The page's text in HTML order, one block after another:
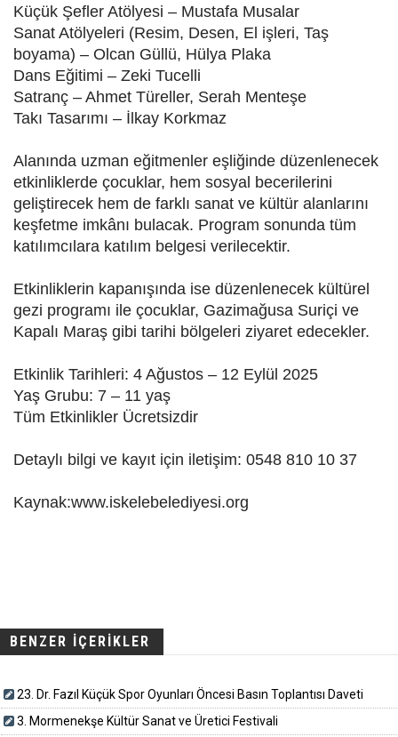
Küçük Şefler Atölyesi – Mustafa Musalar
Sanat Atölyeleri (Resim, Desen, El işleri, Taş
boyama) – Olcan Güllü, Hülya Plaka
Dans Eğitimi – Zeki Tucelli
Satranç – Ahmet Türeller, Serah Menteşe
Takı Tasarımı – İlkay Korkmaz
Alanında uzman eğitmenler eşliğinde düzenlenecek
etkinliklerde çocuklar, hem sosyal becerilerini
geliştirecek hem de farklı sanat ve kültür alanlarını
keşfetme imkânı bulacak. Program sonunda tüm
katılımcılara katılım belgesi verilecektir.
Etkinliklerin kapanışında ise düzenlenecek kültürel
gezi programı ile çocuklar, Gazimağusa Suriçi ve
Kapalı Maraş gibi tarihi bölgeleri ziyaret edecekler.
Etkinlik Tarihleri: 4 Ağustos – 12 Eylül 2025
Yaş Grubu: 7 – 11 yaş
Tüm Etkinlikler Ücretsizdir
Detaylı bilgi ve kayıt için iletişim: 0548 810 10 37
Kaynak:www.iskelebelediyesi.org
BENZER İÇERİKLER
23. Dr. Fazıl Küçük Spor Oyunları Öncesi Basın Toplantısı Daveti
3. Mormenekşe Kültür Sanat ve Üretici Festivali